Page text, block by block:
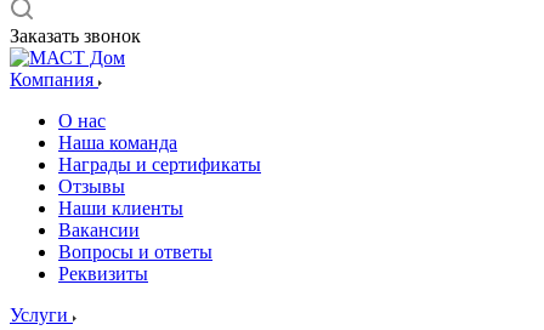
Заказать звонок
Компания
О нас
Наша команда
Награды и сертификаты
Отзывы
Наши клиенты
Вакансии
Вопросы и ответы
Реквизиты
Услуги